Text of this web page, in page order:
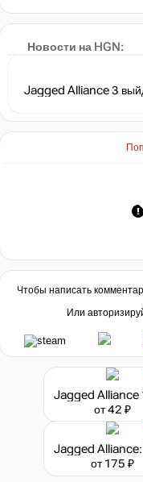
Новости на HGN:
Jagged Alliance 3
Чтобы написать
Или
от 42 ₽
от 175 ₽